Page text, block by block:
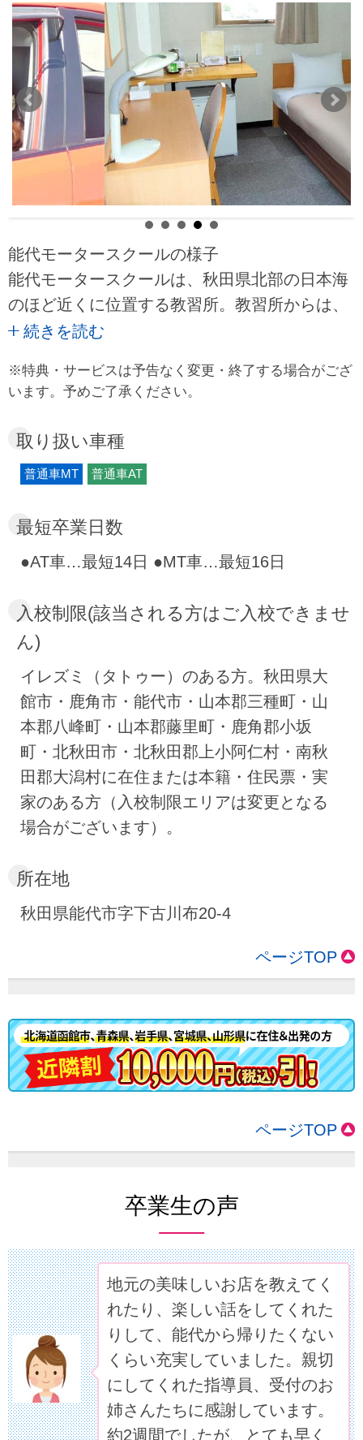
能代モータースクールの様子
能代モータースクールは、秋田県北部の日本海
のほど近くに位置する教習所。教習所からは、
世界自然遺産の白神山地を遠くに眺めることが
できる絶好のロケーションです。しかも教習所
ショッピングセンターなどがたくさんあり、と
ても便利な環境です。合宿免許の宿泊施設はホ
テルをご用意。ホテル内レストランでいただく
も多く、美味しいと評判です。また、ホテルか
らちょっと足を伸ばせば、日本海近くの展望台
めるスポットもいっぱいです。
続きを読む
※特典・サービスは予告なく変更・終了する場合がござ
います。予めご了承ください。
取り扱い車種
普通車MT 普通車AT
最短卒業日数
●AT車…最短14日 ●MT車…最短16日
入校制限(該当される方はご入校できませ
ん)
イレズミ（タトゥー）のある方。秋田県大
館市・鹿角市・能代市・山本郡三種町・山
本郡八峰町・山本郡藤里町・鹿角郡小坂
町・北秋田市・北秋田郡上小阿仁村・南秋
田郡大潟村に在住または本籍・住民票・実
家のある方（入校制限エリアは変更となる
場合がございます）。
所在地
秋田県能代市字下古川布20-4
ページTOP
ページTOP
卒業生の声
地元の美味しいお店を教えてく
れたり、楽しい話をしてくれた
りして、能代から帰りたくない
くらい充実していました。親切
にしてくれた指導員、受付のお
姉さんたちに感謝しています。
約2週間でしたが、とても早く